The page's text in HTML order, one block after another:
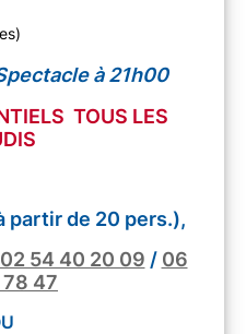
à 21h00
TOUS LES
partir de 20 pers.),
02 54 40 20 09 / 06
47